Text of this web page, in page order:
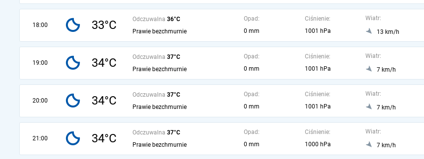
18:00 33°C Odczuwalna 36°C
Prawie bezchmurnie
Opad:
0 mm
Ciśnienie:
1001 hPa
Wiatr:
13 km/h
19:00 34°C Odczuwalna 37°C
Prawie bezchmurnie
Opad:
0 mm
Ciśnienie:
1001 hPa
Wiatr:
7 km/h
20:00 34°C Odczuwalna 37°C
Prawie bezchmurnie
Opad:
0 mm
Ciśnienie:
1001 hPa
Wiatr:
7 km/h
21:00 34°C Odczuwalna 37°C
Prawie bezchmurnie
Opad:
0 mm
Ciśnienie:
1000 hPa
Wiatr:
7 km/h